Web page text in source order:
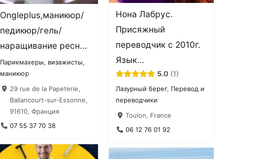
Нона Лабрус.
Присяжный
переводчик с 2010г.
Язык...
5.0 1
Лазурный берег, Перевод и
переводчики
Toulon, France
06 12 76 01 92
Ongleplus,маникюр/
педикюр/гель/
наращивание ресн...
Парикмахеры, визажисты,
маникюр
29 rue de la Papeterie,
Ballancourt-sur-Essonne,
91610, Франция
07 55 37 70 38